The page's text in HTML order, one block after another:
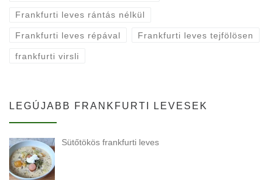
Frankfurti leves rántás nélkül
Frankfurti leves répával Frankfurti leves tejfölösen
frankfurti virsli
LEGÚJABB FRANKFURTI LEVESEK
Sütőtökös frankfurti leves